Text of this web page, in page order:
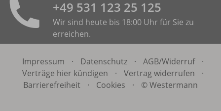
+49 531 ­123 25 125
Wir sind heute bis 18:00 Uhr für Sie zu
erreichen.
Impressum · Datenschutz · AGB/Widerruf
·
Verträge hier kündigen
· Vertrag widerrufen
·
Barrierefreiheit
· Cookies · © Westermann